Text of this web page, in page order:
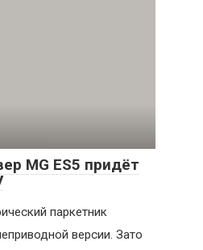
MG ES5 придёт
паркетник
версии. Зато